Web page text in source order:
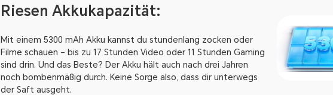
Riesen Akkukapazität:
Mit einem 5300 mAh Akku kannst du stundenlang zocken oder
Filme schauen – bis zu 17 Stunden Video oder 11 Stunden Gaming
sind drin. Und das Beste? Der Akku hält auch nach drei Jahren
noch bombenmäßig durch. Keine Sorge also, dass dir unterwegs
der Saft ausgeht.